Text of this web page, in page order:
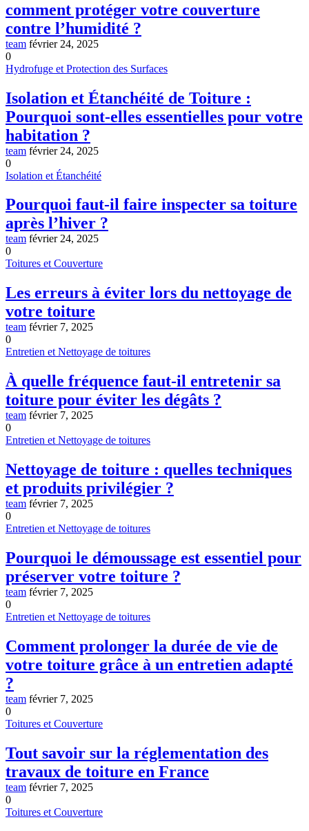
comment protéger votre couverture
contre l’humidité ?
team février 24, 2025
0
Hydrofuge et Protection des Surfaces
Isolation et Étanchéité de Toiture :
Pourquoi sont-elles essentielles pour votre
habitation ?
team février 24, 2025
0
Isolation et Étanchéité
Pourquoi faut-il faire inspecter sa toiture
après l’hiver ?
team février 24, 2025
0
Toitures et Couverture
Les erreurs à éviter lors du nettoyage de
votre toiture
team février 7, 2025
0
Entretien et Nettoyage de toitures
À quelle fréquence faut-il entretenir sa
toiture pour éviter les dégâts ?
team février 7, 2025
0
Entretien et Nettoyage de toitures
Nettoyage de toiture : quelles techniques
et produits privilégier ?
team février 7, 2025
0
Entretien et Nettoyage de toitures
Pourquoi le démoussage est essentiel pour
préserver votre toiture ?
team février 7, 2025
0
Entretien et Nettoyage de toitures
Comment prolonger la durée de vie de
votre toiture grâce à un entretien adapté
?
team février 7, 2025
0
Toitures et Couverture
Tout savoir sur la réglementation des
travaux de toiture en France
team février 7, 2025
0
Toitures et Couverture